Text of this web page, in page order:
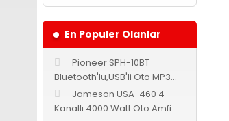
En Populer Olanlar
Pioneer SPH-10BT
Bluetooth'lu,USB'li Oto MP3
TeypJameson USA-460 4
Kanallı 4000 Watt Oto Amfi